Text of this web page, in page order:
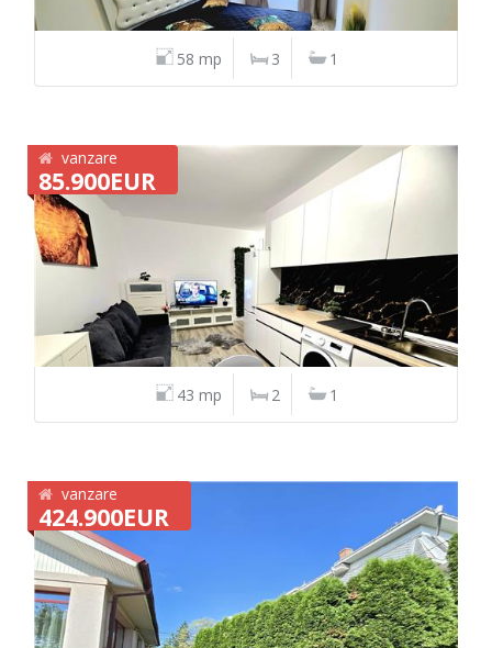
58 mp 3 1
vanzare
85.900EUR
43 mp 2 1
vanzare
424.900EUR